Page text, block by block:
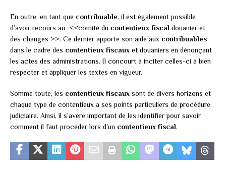
En outre, en tant que contribuable, il est également possible
d’avoir recours au <<comité du contentieux fiscal douanier et
des changes >>. Ce dernier apporte son aide aux contribuables
dans le cadre des contentieux fiscaux et douaniers en dénonçant
les actes des administrations. Il concourt à inciter celles-ci à bien
respecter et appliquer les textes en vigueur.
Somme toute, les contentieux fiscaux sont de divers horizons et
chaque type de contentieux a ses points particuliers de procédure
judiciaire. Ainsi, il s’avère important de les identifier pour savoir
comment il faut procéder lors d’un contentieux fiscal.